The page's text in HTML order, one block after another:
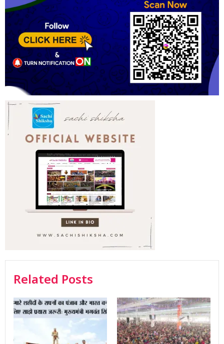
Related Posts